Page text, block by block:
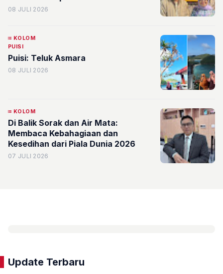
Perspektif Rasionalitas Organisasi
08 JULI 2026
KOLOM
PUISI
Puisi: Teluk Asmara
08 JULI 2026
KOLOM
Di Balik Sorak dan Air Mata:
Membaca Kebahagiaan dan
Kesedihan dari Piala Dunia 2026
07 JULI 2026
Update Terbaru